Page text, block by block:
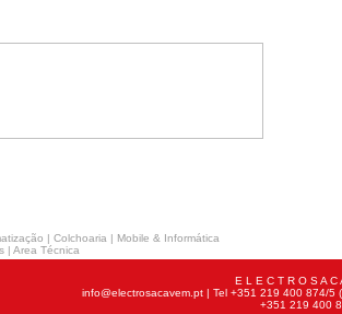
| Colchoaria | Mobile & Informática
| Area Técnica
E L E C T R O S A C
info@electrosacavem.pt | Tel +351 219 400 874/5
+351 219 400